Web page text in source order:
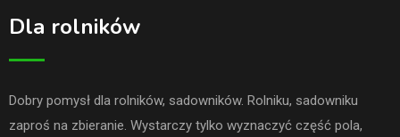
Dla rolników
Dobry pomysł dla rolników, sadowników. Rolniku, sadowniku
zaproś na zbieranie. Wystarczy tylko wyznaczyć część pola,